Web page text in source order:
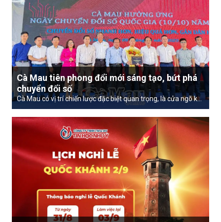
Cà Mau tiên phong đổi mới sáng tạo, bứt phá
chuyển đổi số
Cà Mau có vị trí chiến lược đặc biệt quan trọng, là cửa ngõ kết
nối vùng đồng bằng sông Cửu Long ra biển Đông và vịnh Thái
Lan. Chúng ta có lợi thế về thủy sản, năng lượng tái tạo, kinh
tế biển, cùng hệ sinh thái rừng - biển vô cùng đa dạng. Nhưng
cũng chính nơi đây đang chịu tác động nặng nề của biến đổi
khí hậu, nước biển dâng và nhiều thách thức phát triển. Muốn
bứt phá, Cà Mau buộc phải đi nhanh, đi trước trong ứng dụng
khoa học, công nghệ chuyển đổi số.